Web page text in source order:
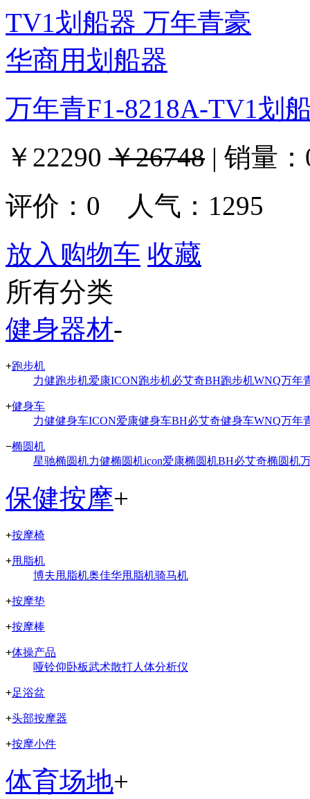
万年青F1-8218A-TV1划
￥22290 ￥26748 | 销量：
评价： 0 人气：1295
放入购物车 收藏
所有分类
健身器材-
+跑步机
力健跑步机爱康ICON跑步机必艾奇BH跑步机WNQ万年
+健身车
力健健身车ICON爱康健身车BH必艾奇健身车WNQ万年
−椭圆机
星驰椭圆机力健椭圆机icon爱康椭圆机BH必艾奇椭圆机
保健按摩+
+按摩椅
+甩脂机
博夫甩脂机奥佳华甩脂机骑马机
+按摩垫
+按摩棒
+体操产品
哑铃仰卧板武术散打人体分析仪
+足浴盆
+头部按摩器
+按摩小件
体育场地+